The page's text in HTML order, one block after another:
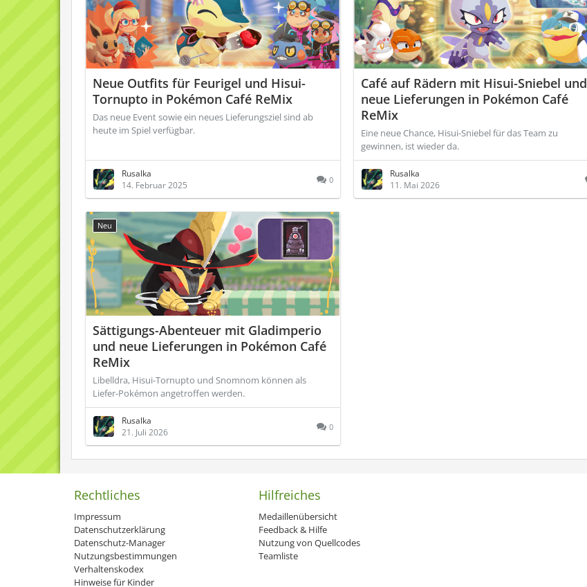
Neue Outfits für Feurigel und Hisui-
Tornupto in Pokémon Café ReMix
Das neue Event sowie ein neues Lieferungsziel sind ab
heute im Spiel verfügbar.
Rusalka
14. Februar 2025
0
Café auf Rädern mit Hisui-Sniebel und
neue Lieferungen in Pokémon Café
ReMix
Eine neue Chance, Hisui-Sniebel für das Team zu
gewinnen, ist wieder da.
Rusalka
11. Mai 2026
Neu
Sättigungs-Abenteuer mit Gladimperio
und neue Lieferungen in Pokémon Café
ReMix
Libelldra, Hisui-Tornupto und Snomnom können als
Liefer-Pokémon angetroffen werden.
Rusalka
21. Juli 2026
0
Rechtliches
Impressum
Datenschutzerklärung
Datenschutz-Manager
Nutzungsbestimmungen
Verhaltenskodex
Hinweise für Kinder
Hilfreiches
Medaillenübersicht
Feedback & Hilfe
Nutzung von Quellcodes
Teamliste